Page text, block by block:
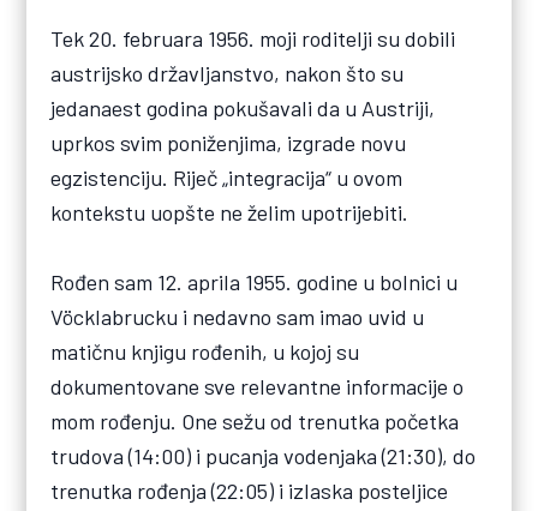
Tek 20. februara 1956. moji roditelji su dobili
austrijsko državljanstvo, nakon što su
jedanaest godina pokušavali da u Austriji,
uprkos svim poniženjima, izgrade novu
egzistenciju. Riječ „integracija“ u ovom
kontekstu uopšte ne želim upotrijebiti.
Rođen sam 12. aprila 1955. godine u bolnici u
Vöcklabrucku i nedavno sam imao uvid u
matičnu knjigu rođenih, u kojoj su
dokumentovane sve relevantne informacije o
mom rođenju. One sežu od trenutka početka
trudova (14:00) i pucanja vodenjaka (21:30), do
trenutka rođenja (22:05) i izlaska posteljice